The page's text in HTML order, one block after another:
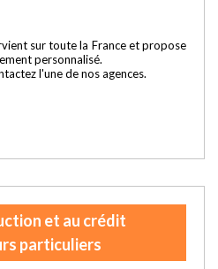
sur toute la France et propose
personnalisé.
l'une de nos agences.
et au crédit
particuliers